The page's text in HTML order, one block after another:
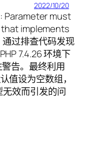
2022/10/20
Parameter must
that implements
过排查代码发现
7.4.26 环境下
告。最终利用
值设为空数组，
效而引发的问